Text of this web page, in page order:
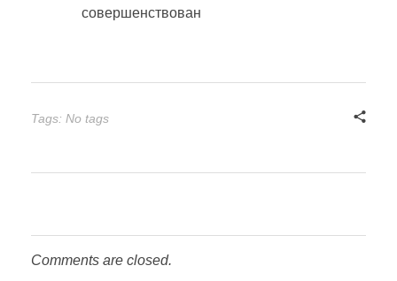
совершенствован
Tags: No tags
Comments are closed.